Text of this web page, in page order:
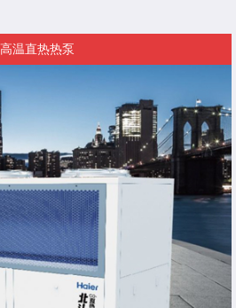
高温直热热泵